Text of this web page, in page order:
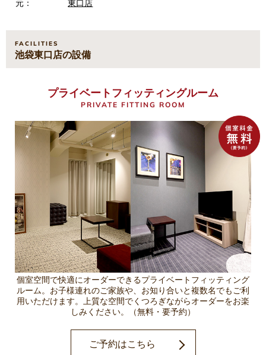
元：
東口店
FACILITIES
池袋東口店の設備
プライベートフィッティングルーム
PRIVATE FITTING ROOM
個室空間で快適にオーダーできるプライベートフィッティング
ルーム。 お子様連れのご家族や、お知り合いと複数名でもご利
用いただけます。
上質な空間でくつろぎながらオーダーをお楽
しみください。（無料・要予約）
ご予約はこちら